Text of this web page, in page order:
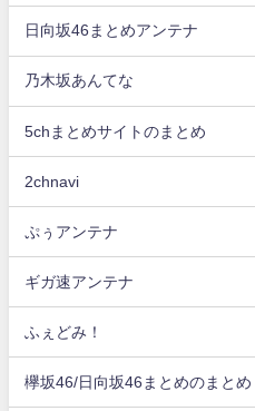
日向坂46まとめアンテナ
乃木坂あんてな
5chまとめサイトのまとめ
2chnavi
ぷぅアンテナ
ギガ速アンテナ
ふぇどみ！
欅坂46/日向坂46まとめのまとめ